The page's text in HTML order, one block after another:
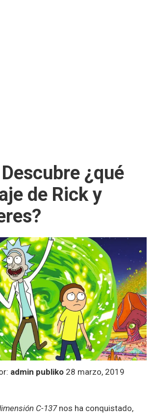
¿qué
de Rick y
admin publiko 28 marzo, 2019
C-137nos ha conquistado,